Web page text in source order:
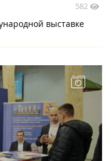
582
выставке